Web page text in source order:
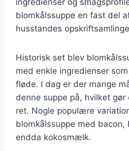
blomkålssuppe en fast del
husstandes
Historisk set blev
med enkle ingredienser
fløde. I dag er der mange
denne suppe på, hvilket
ret. Nogle populære
blomkålssuppe med
endda kokosmælk.